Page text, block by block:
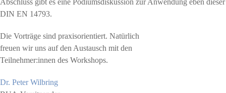
Abschluss gibt es eine Podiums­diskussion zur Anwendung eben dieser
DIN EN 14793.
Die Vorträge sind praxisorientiert. Natürlich
freuen wir uns auf den Austausch mit den
Teilnehmer:innen des Workshops.
Dr. Peter Wilbring